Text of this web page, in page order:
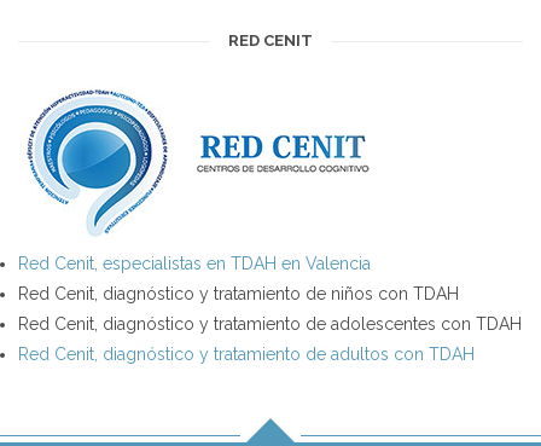
RED CENIT
Red Cenit, especialistas en TDAH en Valencia
Red Cenit, diagnóstico y tratamiento de niños con TDAH
Red Cenit, diagnóstico y tratamiento de adolescentes con TDAH
Red Cenit, diagnóstico y tratamiento de adultos con TDAH